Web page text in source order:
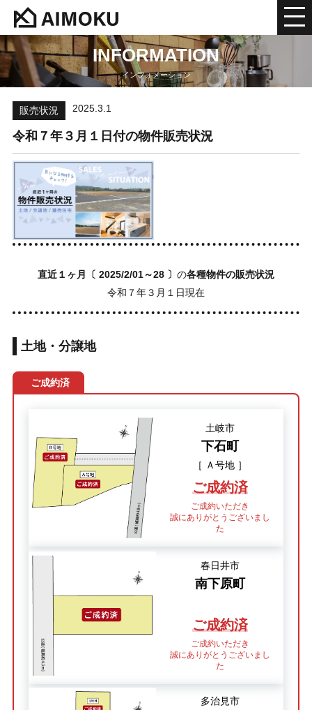
INFORMATION
インフォメーション
販売状況 2025.3.1
令和７年３月１日付の物件販売状況
直近１ヶ月 〔 2025/2/01～28 〕 の各種物件の販売状況
令和７年３月１日現在
土地・分譲地
ご成約済
土岐市
下石町
［ Ａ号地 ］
ご成約済
ご成約いただき
誠にありがとうございまし
た
春日井市
南下原町
ご成約済
ご成約いただき
誠にありがとうございまし
た
多治見市